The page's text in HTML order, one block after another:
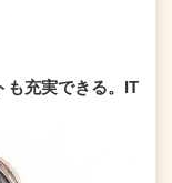
も充実できる。IT